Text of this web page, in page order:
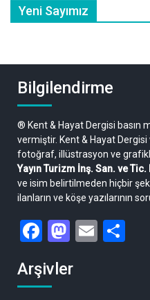
Yeni Sayımız
Bilgilendirme
® Kent & Hayat Dergisi basın
vermiştir. Kent & Hayat Dergisi
fotoğraf, illüstrasyon ve
Yayın Turizm İnş. San. ve Tic.
ve isim belirtilmeden hiçbir
ilanların ve köşe yazılarının
Facebook
Email
Arşivler